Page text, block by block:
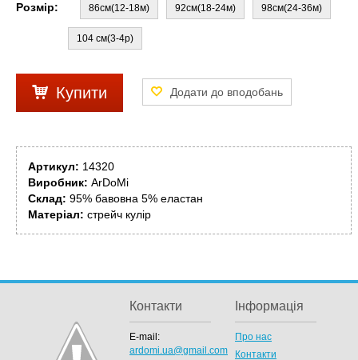
Розмір: 86см(12-18м) 92см(18-24м) 98см(24-36м)
104 см(3-4р)
Купити
Артикул: 14320
Виробник: ArDoMi
Склад: 95% бавовна 5% еластан
Матеріал: стрейч кулір
Контакти
E-mail:
ardomi.ua@gmail.com
Інформація
Про нас
Контакти